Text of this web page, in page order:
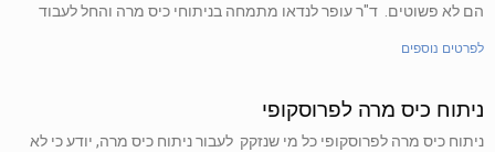
הם לא פשוטים. ד"ר עופר לנדאו מתמחה בניתוחי כיס מרה והחל לעבוד
לפרטים נוספים
ניתוח כיס מרה לפרוסקופי
ניתוח כיס מרה לפרוסקופי כל מי שנזקק לעבור ניתוח כיס מרה, יודע כי לא